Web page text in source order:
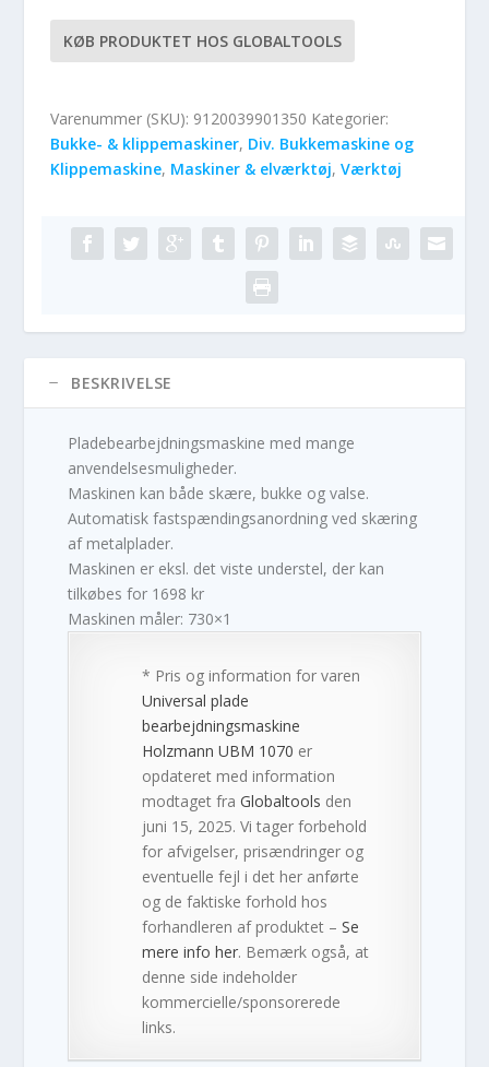
KØB PRODUKTET HOS GLOBALTOOLS
Varenummer (SKU): 9120039901350 Kategorier:
Bukke- & klippemaskiner, Div. Bukkemaskine og
Klippemaskine, Maskiner & elværktøj,Værktøj
BESKRIVELSE
Pladebearbejdningsmaskine med mange
anvendelsesmuligheder.
Maskinen kan både skære, bukke og valse.
Automatisk fastspændingsanordning ved skæring
af metalplader.
Maskinen er eksl. det viste understel, der kan
tilkøbes for 1698 kr
Maskinen måler: 730×1
* Pris og information for varen
Universal plade
bearbejdningsmaskine
Holzmann UBM 1070 er
opdateret med information
modtaget fraGlobaltools den
juni 15, 2025. Vi tager forbehold
for afvigelser, prisændringer og
eventuelle fejl i det her anførte
og de faktiske forhold hos
forhandleren af produktet –Se
mere info her. Bemærk også, at
denne side indeholder
kommercielle/sponsorerede
links.